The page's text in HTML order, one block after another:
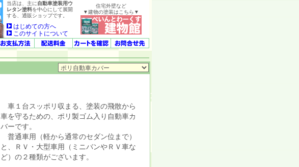
当店は、主に自動車塗装用ウ
レタン塗料を中心にして展開
する、通販ショップです。
はじめての方へ
このサイトについて
住宅外壁など
▼建物の塗装はこちら▼
車１台スッポリ収まる、塗装の飛散から
車を守るための、ポリ製ゴム入り自動車カ
バーです。
普通車用（軽から通常のセダン位まで）
と、ＲＶ・大型車用（ミニバンやＲＶ車な
ど）の２種類がございます。